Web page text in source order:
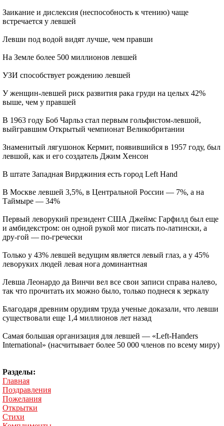
Заикание и дислексия (неспособность к чтению) чаще
встречается у левшей
Левши под водой видят лучше, чем правши
На Земле более 500 миллионов левшей
УЗИ способствует рождению левшей
У женщин-левшей риск развития рака груди на целых 42%
выше, чем у правшей
В 1963 году Боб Чарльз стал первым гольфистом-левшой,
выйгравшим Открытый чемпионат Великобритании
Знаменитый лягушонок Кермит, появившийся в 1957 году, был
левшой, как и его создатель Джим Хенсон
В штате Западная Вирджиния есть город Left Hand
В Москве левшей 3,5%, в Центральной России — 7%, а на
Таймыре — 34%
Первый леворукий президент США Джеймс Гарфилд был еще
и амбидекстром: он одной рукой мог писать по-латински, а
дру-гой — по-гречески
Только у 43% левшей ведущим является левый глаз, а у 45%
леворуких людей левая нога доминантная
Левша Леонардо да Винчи вел все свои записи справа налево,
так что прочитать их можно было, только поднеся к зеркалу
Благодаря древним орудиям труда ученые доказали, что левши
существовали еще 1,4 миллионов лет назад
Самая большая организация для левшей — «Left-Handers
International» (насчитывает более 50 000 членов по всему миру)
Разделы:
Главная
Поздравления
Пожелания
Открытки
Стихи